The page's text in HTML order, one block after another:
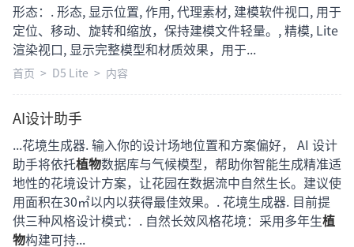
形态：. 形态, 显示位置, 作用, 代理素材, 建模软件视口, 用于
定位、移动、旋转和缩放，保持建模文件轻量。, 精模, Lite
渲染视口, 显示完整模型和材质效果，用于...
首页 > D5 Lite > 内容
AI设计助手
...花境生成器. 输入你的设计场地位置和方案偏好， AI 设计
助手将依托植物数据库与气候模型，帮助你智能生成精准适
地性的花境设计方案，让花园在数据流中自然生长。建议使
用面积在30㎡以内以获得最佳效果。. 花境生成器. 目前提
供三种风格设计模式：. 自然长效风格花境：采用多年生植
物构建可持...